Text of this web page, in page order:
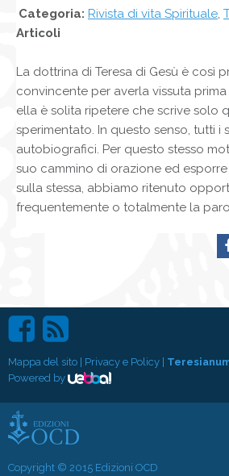
Categoria: Rivista di vita Spirituale
Articoli
La dottrina di Teresa di Gesù è così
convincente per averla vissuta prima
ella è solita ripetere che scrive solo
sperimentato. In questo senso, tutti i
autobiografici. Per questo stesso
suo cammino di orazione ed
sulla stessa, abbiamo ritenuto
frequentemente o totalmente la
Mappa del sito | Privacy e Policy |
Powered by
Copyright © 2015 Edizioni OCD